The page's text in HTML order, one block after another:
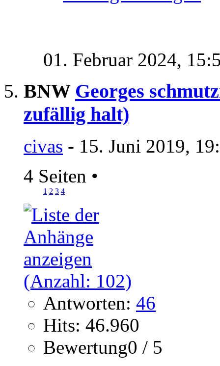
01. Februar 2024,
BNW Georges
zufällig halt)
civas - 15. Juni 2019,
4 Seiten •
1 2 3 4
Antworten: 46
Hits: 46.960
Bewertung0 / 5